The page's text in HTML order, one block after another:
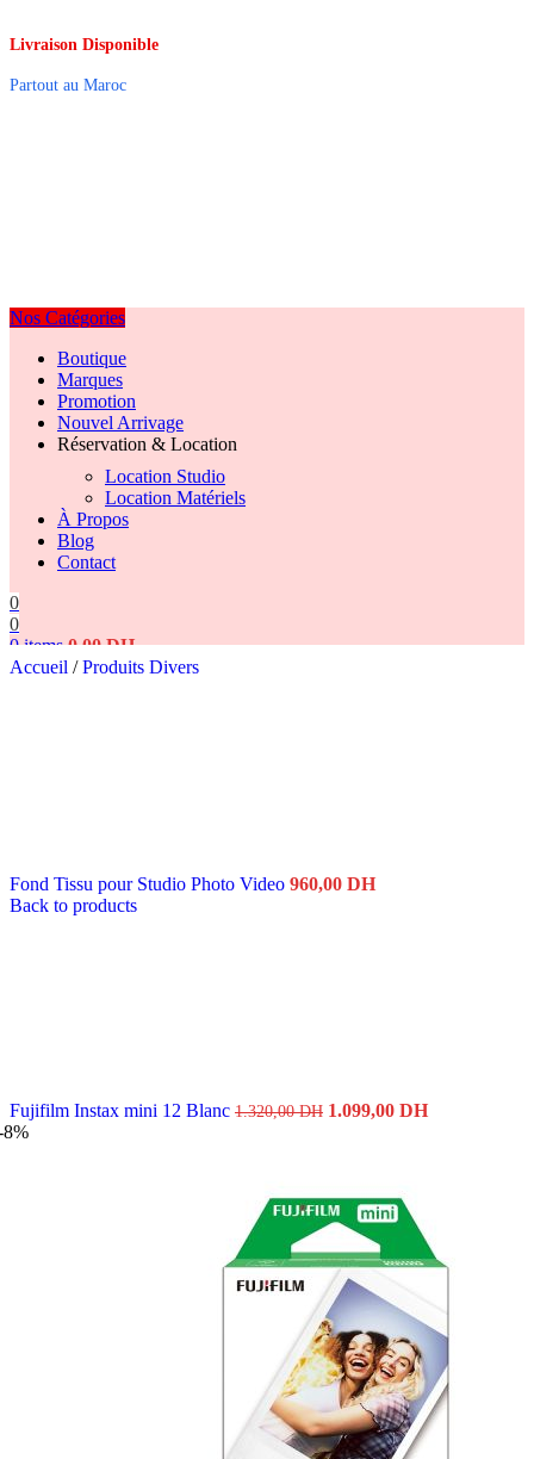
Livraison Disponible
Partout au Maroc
Nos Catégories
Boutique
Marques
Promotion
Nouvel Arrivage
Réservation & Location
Location Studio
Location Matériels
À Propos
Blog
Contact
0
0
0items 0,00DH
Accueil / Produits Divers
Fond Tissu pour Studio Photo Video 960,00 DH
Back to products
Fujifilm Instax mini 12 Blanc 1.320,00DH Le
1.320,00 DH.
1.099,00 DHLe
8%